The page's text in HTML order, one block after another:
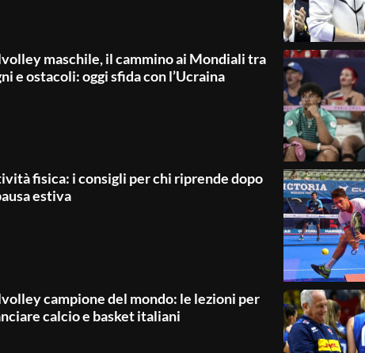
maschile, il cammino ai Mondiali tra
e ostacoli: oggi sfida con l’Ucraina
fisica: i consigli per chi riprende dopo
estiva
campione del mondo: le lezioni per
calcio e basket italiani